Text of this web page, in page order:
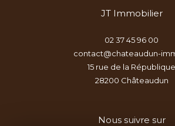
JT Immobilier
02 37 45 96 00
contact@chateaudun-
15 rue de la République
28200
châteaudun
Nous suivre sur